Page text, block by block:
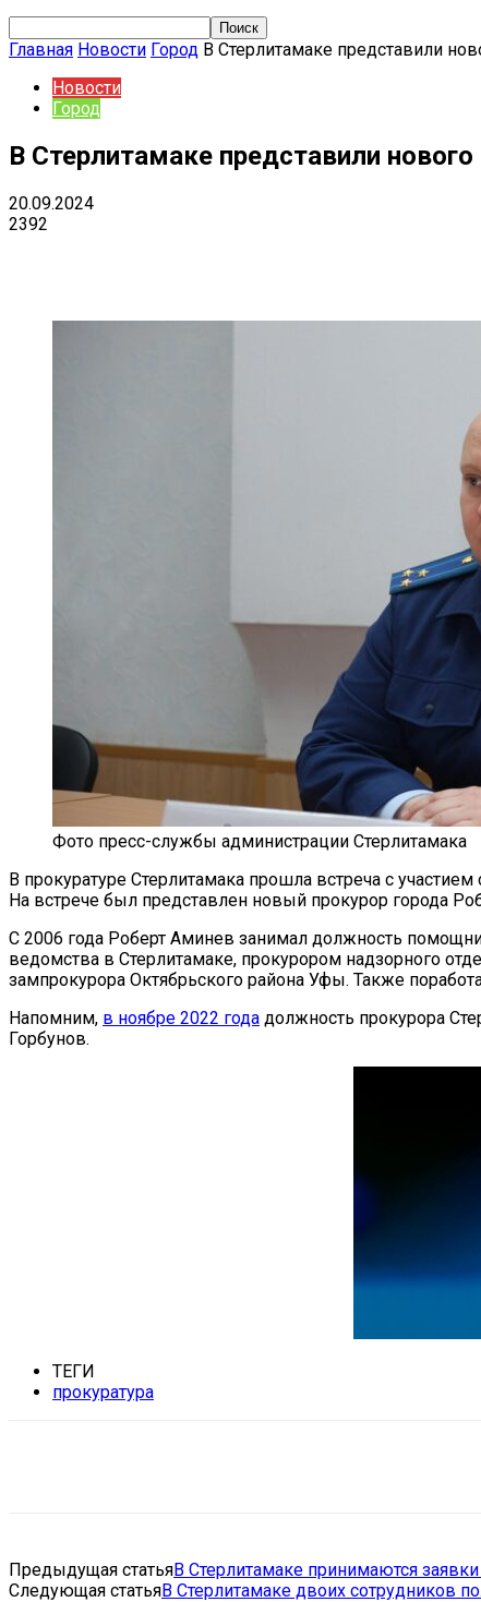
Главная Новости Город В Стерлитамаке представили
Новости
Город
В Стерлитамаке представили нового
20.09.2024
2392
Фото пресс-службы администрации Стерлитамака
В прокуратуре Стерлитамака прошла встреча с
На встрече был представлен новый прокурор города
С 2006 года Роберт Аминев занимал должность
ведомства в Стерлитамаке, прокурором надзорного
зампрокурора Октябрьского района Уфы. Также
Напомним, в ноябре 2022 года должность прокурора
Горбунов.
ТЕГИ
прокуратура
Предыдущая статьяВ Стерлитамаке принимаются
Следующая статьяВ Стерлитамаке двоих сотрудников